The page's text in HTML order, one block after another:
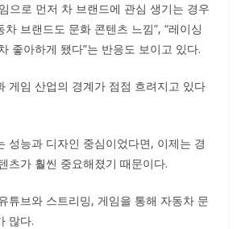
으로 먼저 차 브랜드에 관심 생기는 경우
차 브랜드도 문화 콘텐츠 느낌”, “레이싱
좋아하게 됐다”는 반응도 보이고 있다.
게임 산업의 경계가 점점 흐려지고 있다
성능과 디자인 중심이었다면, 이제는 경
츠가 훨씬 중요해졌기 때문이다.
튜브와 스트리밍, 게임을 통해 자동차 문
많다.